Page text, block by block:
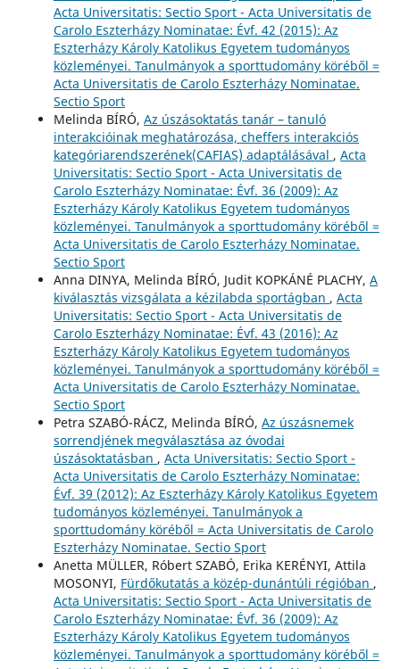
Acta Universitatis: Sectio Sport - Acta Universitatis de
Carolo Eszterházy Nominatae: Évf. 42 (2015): Az
Eszterházy Károly Katolikus Egyetem tudományos
közleményei. Tanulmányok a sporttudomány köréből =
Acta Universitatis de Carolo Eszterházy Nominatae.
Sectio Sport
Melinda BÍRÓ, Az úszásoktatás tanár – tanuló
interakcióinak meghatározása, cheffers interakciós
kategóriarendszerének(CAFIAS) adaptálásával , Acta
Universitatis: Sectio Sport - Acta Universitatis de
Carolo Eszterházy Nominatae: Évf. 36 (2009): Az
Eszterházy Károly Katolikus Egyetem tudományos
közleményei. Tanulmányok a sporttudomány köréből =
Acta Universitatis de Carolo Eszterházy Nominatae.
Sectio Sport
Anna DINYA, Melinda BÍRÓ, Judit KOPKÁNÉ PLACHY, A
kiválasztás vizsgálata a kézilabda sportágban , Acta
Universitatis: Sectio Sport - Acta Universitatis de
Carolo Eszterházy Nominatae: Évf. 43 (2016): Az
Eszterházy Károly Katolikus Egyetem tudományos
közleményei. Tanulmányok a sporttudomány köréből =
Acta Universitatis de Carolo Eszterházy Nominatae.
Sectio Sport
Petra SZABÓ-RÁCZ, Melinda BÍRÓ, Az úszásnemek
sorrendjének megválasztása az óvodai
úszásoktatásban , Acta Universitatis: Sectio Sport -
Acta Universitatis de Carolo Eszterházy Nominatae:
Évf. 39 (2012): Az Eszterházy Károly Katolikus Egyetem
tudományos közleményei. Tanulmányok a
sporttudomány köréből = Acta Universitatis de Carolo
Eszterházy Nominatae. Sectio Sport
Anetta MÜLLER, Róbert SZABÓ, Erika KERÉNYI, Attila
MOSONYI, Fürdőkutatás a közép-dunántúli régióban ,
Acta Universitatis: Sectio Sport - Acta Universitatis de
Carolo Eszterházy Nominatae: Évf. 36 (2009): Az
Eszterházy Károly Katolikus Egyetem tudományos
közleményei. Tanulmányok a sporttudomány köréből =